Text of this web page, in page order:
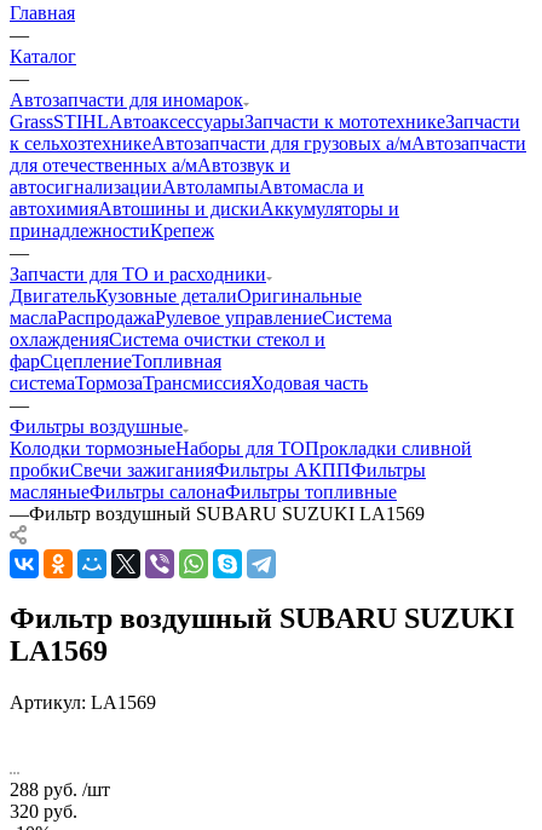
Главная
—
Каталог
—
Автозапчасти для иномарок
GrassSTIHLАвтоаксессуарыЗапчасти к мототехникеЗапчасти
к сельхозтехникеАвтозапчасти для грузовых а/мАвтозапчасти
для отечественных а/мАвтозвук и
автосигнализацииАвтолампыАвтомасла и
автохимияАвтошины и дискиАккумуляторы и
принадлежностиКрепеж
—
Запчасти для ТО и расходники
ДвигательКузовные деталиОригинальные
маслаРаспродажаРулевое управлениеСистема
охлажденияСистема очистки стекол и
фарСцеплениеТопливная
системаТормозаТрансмиссияХодовая часть
—
Фильтры воздушные
Колодки тормозныеНаборы для ТОПрокладки сливной
пробкиСвечи зажиганияФильтры АКППФильтры
масляныеФильтры салонаФильтры топливные
—Фильтр воздушный SUBARU SUZUKI LA1569
Фильтр воздушный SUBARU SUZUKI
LA1569
Артикул: LA1569
288 руб. /шт
320 руб.